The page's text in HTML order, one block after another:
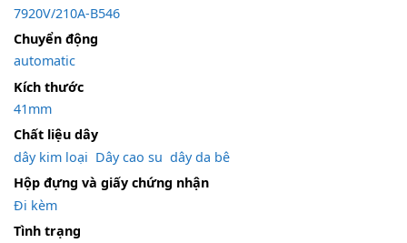
7920V/210A-B546
Chuyển động
automatic
Kích thước
41mm
Chất liệu dây
dây kim loại Dây cao su dây da bê
Hộp đựng và giấy chứng nhận
Đi kèm
Tình trạng